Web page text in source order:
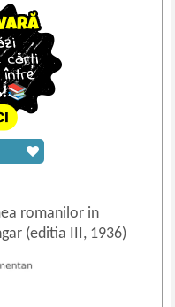
romanilor in
(editia III, 1936)